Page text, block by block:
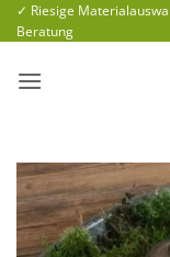
Zum
Inhalt
✓ Riesige
Beratung